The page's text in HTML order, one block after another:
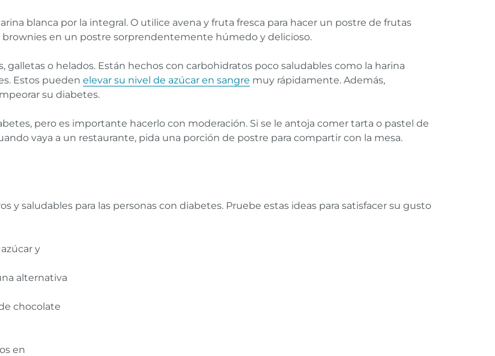
blanca por la integral. O utilice avena y fruta fresca para hacer un postre de frutas
en un postre sorprendentemente húmedo y delicioso.
o helados. Están hechos con carbohidratos poco saludables como la harina
Estos pueden elevar su nivel de azúcar en sangre muy rápidamente. Además,
su diabetes.
pero es importante hacerlo con moderación. Si se le antoja comer tarta o pastel de
vaya a un restaurante, pida una porción de postre para compartir con la mesa.
y saludables para las personas con diabetes. Pruebe estas ideas para satisfacer su gusto
y
alternativa
chocolate
en